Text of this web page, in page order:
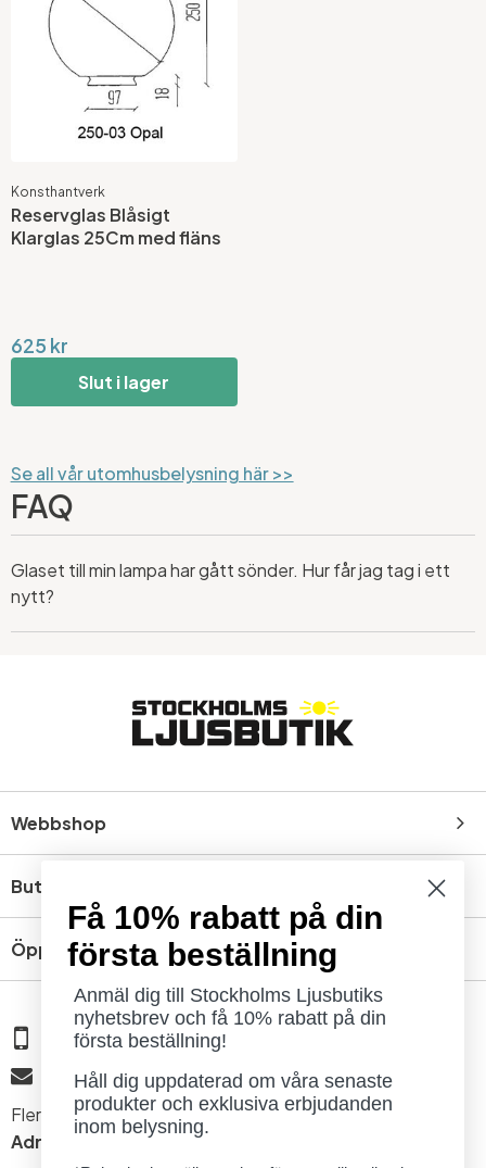
Konsthantverk
Reservglas Blåsigt
Klarglas 25Cm med fläns
625 kr
Slut i lager
Se all vår utomhusbelysning här >>
FAQ
Glaset till min lampa har gått sönder. Hur får jag tag i ett
nytt?
Webbshop
Butik
Öppettider
08 - 654 29 00
info@ljusbutik.se
Fler kontaktuppgifter »
Adress:
Kungsholmsgatan 6, 112 27 Stockholm
Få 10% rabatt på din
första beställning
Anmäl dig till Stockholms Ljusbutiks
nyhetsbrev och få 10% rabatt på din
första beställning!
Håll dig uppdaterad om våra senaste
produkter och exklusiva erbjudanden
inom belysning.